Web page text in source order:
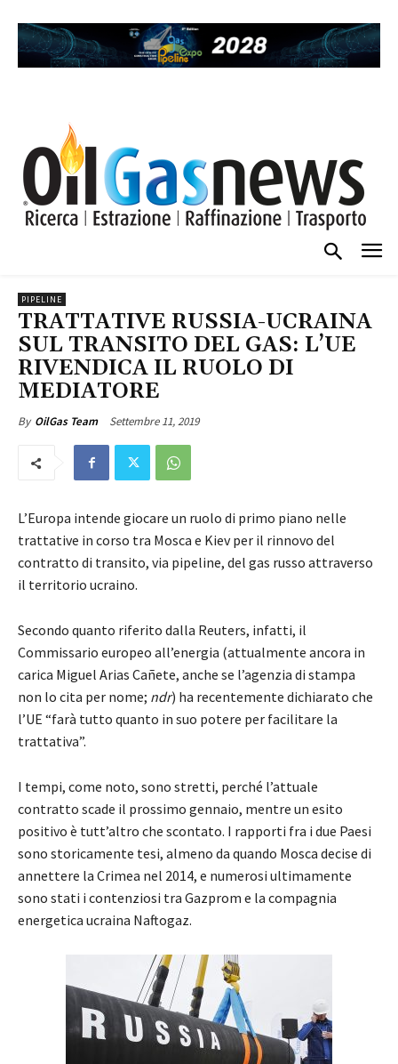
PIPELINE
TRATTATIVE RUSSIA-UCRAINA
SUL TRANSITO DEL GAS: L’UE
RIVENDICA IL RUOLO DI
MEDIATORE
By OilGas Team Settembre 11, 2019
L’Europa intende giocare un ruolo di primo piano nelle
trattative in corso tra Mosca e Kiev per il rinnovo del
contratto di transito, via pipeline, del gas russo attraverso
il territorio ucraino.
Secondo quanto riferito dalla Reuters, infatti, il
Commissario europeo all’energia (attualmente ancora in
carica Miguel Arias Cañete, anche se l’agenzia di stampa
non lo cita per nome; ndr) ha recentemente dichiarato che
l’UE “farà tutto quanto in suo potere per facilitare la
trattativa”.
I tempi, come noto, sono stretti, perché l’attuale
contratto scade il prossimo gennaio, mentre un esito
positivo è tutt’altro che scontato. I rapporti fra i due Paesi
sono storicamente tesi, almeno da quando Mosca decise di
annettere la Crimea nel 2014, e numerosi ultimamente
sono stati i contenziosi tra Gazprom e la compagnia
energetica ucraina Naftogaz.